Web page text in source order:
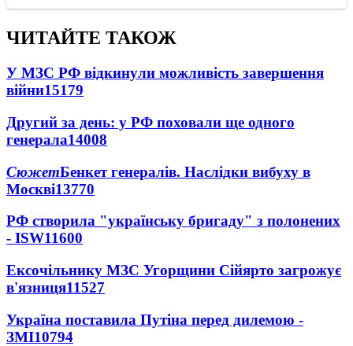
ЧИТАЙТЕ ТАКОЖ
У МЗС РФ відкинули можливість завершення
війни15179
Другий за день: у РФ поховали ще одного
генерала14008
СюжетБенкет генералів. Наслідки вибуху в
Москві13770
РФ створила "українську бригаду" з полонених
- ISW11600
Ексочільнику МЗС Угорщини Сійярто загрожує
в'язниця11527
Україна поставила Путіна перед дилемою -
ЗМІ10794